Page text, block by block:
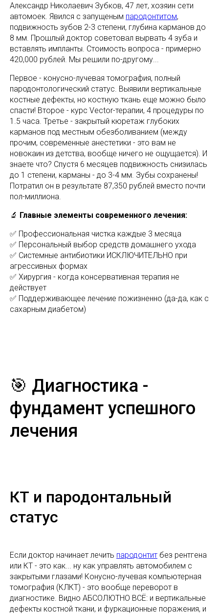
Александр Николаевич Зубков, 47 лет, хозяин сети
автомоек. Явился с запущеным пародонтитом,
подвижность зубов 2-3 степени, глубина карманов до
8 мм. Прошлый доктор советовал вырвать 4 зуба и
вставлять импланты. Стоимость вопроса - примерно
420,000 рублей. Мы решили по-другому...
Первое - конусно-лучевая томография, полный
пародонтологический статус. Выявили вертикальные
костные дефекты, но костную ткань еще можно было
спасти! Второе - курс Vector-терапии, 4 процедуры по
1.5 часа. Третье - закрытый кюретаж глубоких
карманов под местным обезболиванием (между
прочим, современные анестетики - это вам не
новокаин из детства, вообще ничего не ощущается). И
знаете что? Спустя 6 месяцев подвижность снизилась
до 1 степени, карманы - до 3-4 мм. Зубы сохранены!
Потратил он в результате 87,350 рублей вместо почти
пол-миллиона.
🔬 Главные элементы современного лечения:
✅ Профессиональная чистка каждые 3 месяца
✅ Персональный выбор средств домашнего ухода
✅ Системные антибиотики ИСКЛЮЧИТЕЛЬНО при
агрессивных формах
✅ Хирургия - когда консервативная терапия не
действует
✅ Поддерживающее лечение пожизненно (да-да, как с
сахарным диабетом)
🎯 Диагностика -
фундамент успешного
лечения
КТ и пародонтальный
статус
Если доктор начинает лечить пародонтит без рентгена
или КТ - это как... ну как управлять автомобилем с
закрытыми глазами! Конусно-лучевая компьютерная
томография (КЛКТ) - это вообще переворот в
диагностике. Видно АБСОЛЮТНО ВСЁ: и вертикальные
дефекты костной ткани, и фуркационные поражения, и